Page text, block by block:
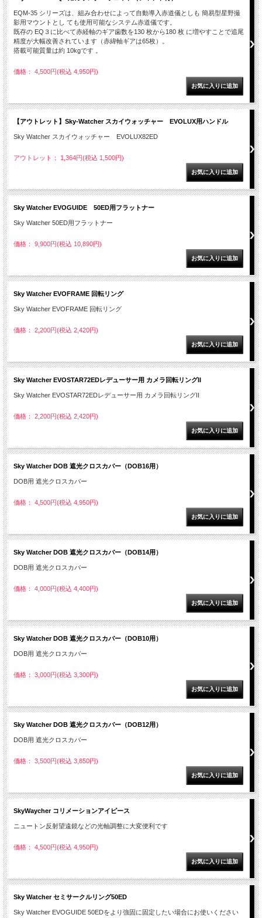
EQM-35 シリーズは、組み合わせによって自動導入赤道儀としも 簡易型星野撮
影用マウントとし ても使用可能なシステム赤道儀です。
既存の EQ３に比べて赤経軸のギア歯数を130 枚から180 枚 に増やすことで追尾
精度が大幅改善されています（赤緯軸ギアは65枚）。
搭載可能質量は約 10kgです 。
価格： 4,500円(税込 4,950円)
【アウトレット】Sky-Watcher スカイウォッチャー EVOLUX用ハンドル
Sky Watcher スカイウォッチャー EVOLUX82ED
アウトレット： 1,364円(税込 1,500円)
Sky Watcher EVOGUIDE 50ED用フラットナー
Sky Watcher 50ED用フラットナー
価格： 9,900円(税込 10,890円)
Sky Watcher EVOFRAME 回転リング
Sky Watcher EVOFRAME 回転リング
価格： 2,200円(税込 2,420円)
Sky Watcher EVOSTAR72EDレデューサー用 カメラ回転リングII
Sky Watcher EVOSTAR72EDレデューサー用 カメラ回転リングII
価格： 2,200円(税込 2,420円)
Sky Watcher DOB 遮光クロスカバー（DOB16用）
DOB用 遮光クロスカバー
価格： 4,500円(税込 4,950円)
Sky Watcher DOB 遮光クロスカバー（DOB14用）
DOB用 遮光クロスカバー
価格： 4,000円(税込 4,400円)
Sky Watcher DOB 遮光クロスカバー（DOB10用）
DOB用 遮光クロスカバー
価格： 3,000円(税込 3,300円)
Sky Watcher DOB 遮光クロスカバー（DOB12用）
DOB用 遮光クロスカバー
価格： 3,500円(税込 3,850円)
SkyWaycher コリメーションアイピース
ニュートン反射望遠鏡などの光軸調整に大変便利です
価格： 4,500円(税込 4,950円)
Sky Watcher セミサークルリング50ED
Sky Watcher EVOGUIDE 50EDをより強固に固定したい場合にお使いください